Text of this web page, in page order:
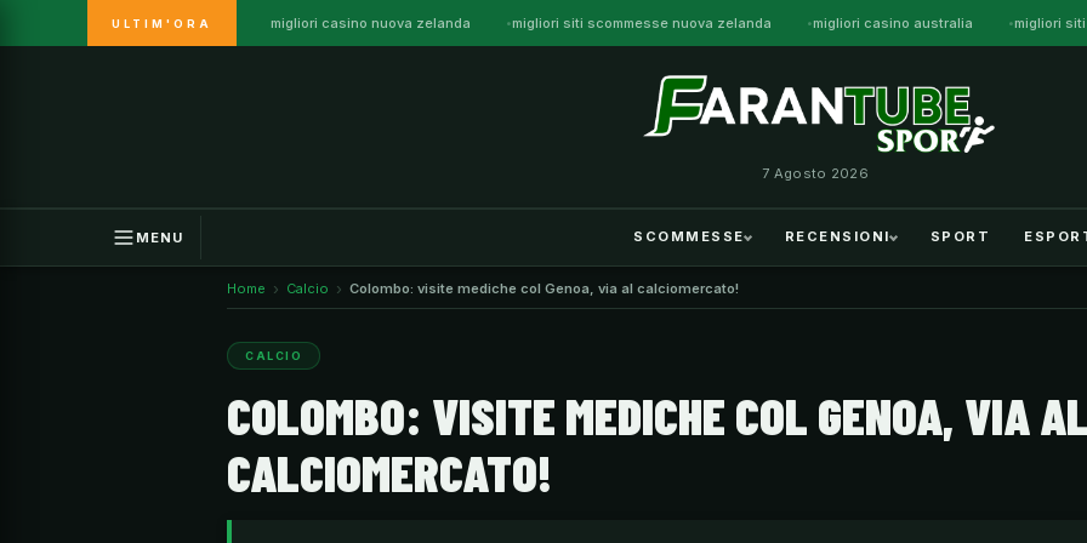
ULTIM'ORA migliori casino nuova zelanda migliori siti scommesse nuova zelanda migliori casino australia migliori
7 Agosto 2026
MENU SCOMMESSE RECENSIONI SPORT
Home Calcio Colombo: visite mediche col Genoa, via al calciomercato!
CALCIO
COLOMBO: VISITE MEDICHE COL GENOA, VIA AL
CALCIOMERCATO!